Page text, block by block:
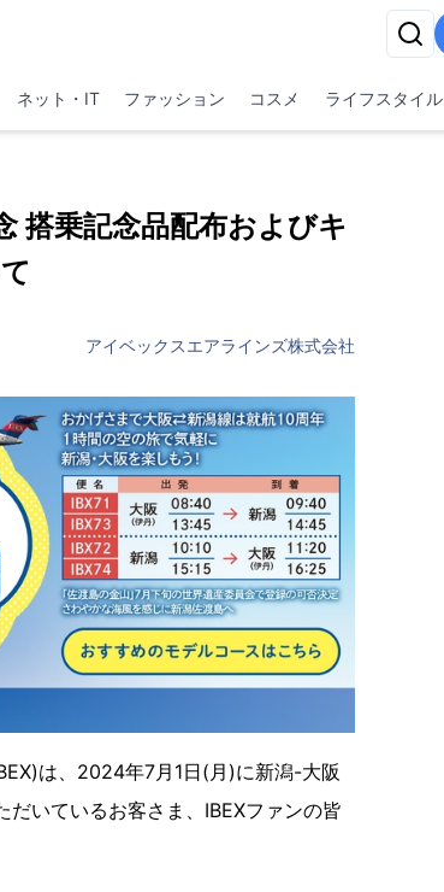
ネット・IT ファッション コスメ ライフスタイル
搭乗記念品配布およびキ
アイベックスエアラインズ株式会社
は、2024年7月1日(月)に新潟-大阪
いているお客さま、IBEXファンの皆